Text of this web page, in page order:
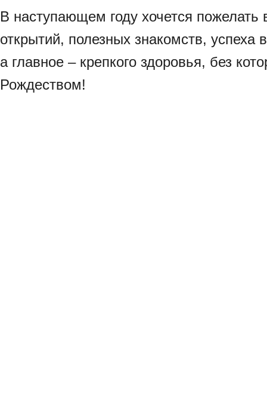
В наступающем году хочется
открытий, полезных знакомств,
а главное – крепкого здоровья, без
Рождеством!